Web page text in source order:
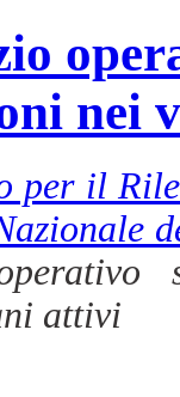
nei
per il
attivi